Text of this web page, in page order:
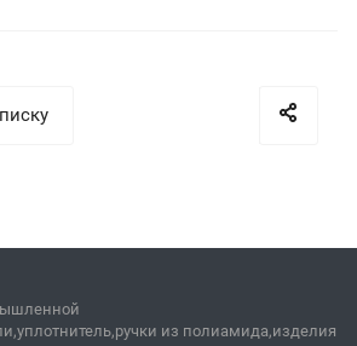
из полиамида,изделия